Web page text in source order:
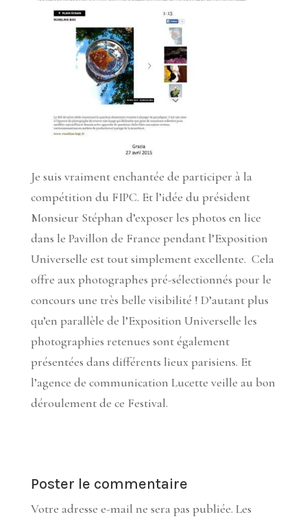
Je suis vraiment enchantée de participer à la
compétition du FIPC. Et l’idée du président
Monsieur Stéphan d’exposer les photos en lice
dans le Pavillon de France pendant l’Exposition
Universelle est tout simplement excellente. Cela
offre aux photographes pré-sélectionnés pour le
concours une très belle visibilité ! D’autant plus
qu’en parallèle de l’Exposition Universelle les
photographies retenues sont également
présentées dans différents lieux parisiens. Et
l’agence de communication Lucette veille au bon
déroulement de ce Festival.
Poster le commentaire
Votre adresse e-mail ne sera pas publiée. Les